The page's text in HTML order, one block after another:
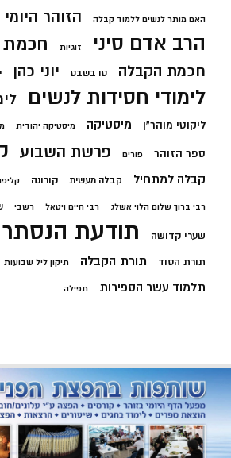
האם מותר לנשים ללמוד קבלה הזוהר היומי
הרב אדם סיני זוגיות חכמת
חכמת הקבלה טו בשבט יוני כהן
לימודי חסידות לנשים
ליקוטי מוהר"ן מיסטיקה מיסטיקה יהודית
ספר הזוהר פורים פרשת השבוע
קבלה למתחיל קבלה מעשית קורונה
רבי ברוך שלום הלוי אשלג רבי חיים ויטאל רשבי
שערי קדושה תודעת הנסתר
תורת הסוד תורת הקבלה תיקון ליל שבועות
תלמוד עשר הספירות תפילה